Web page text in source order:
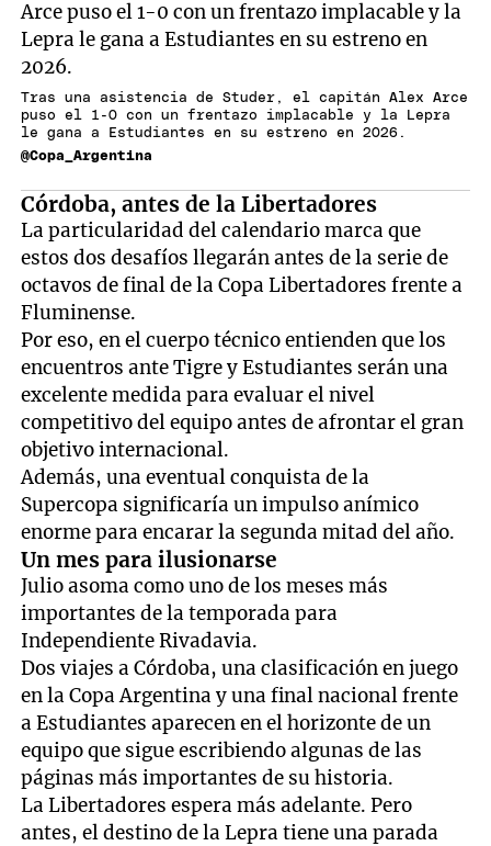
Tras una asistencia de Studer, el capitán Alex Arce
puso el 1-0 con un frentazo implacable y la Lepra
le gana a Estudiantes en su estreno en 2026.
@Copa_Argentina
Córdoba, antes de la Libertadores
La particularidad del calendario marca que
estos dos desafíos llegarán antes de la serie de
octavos de final de la Copa Libertadores frente a
Fluminense.
Por eso, en el cuerpo técnico entienden que los
encuentros ante Tigre y Estudiantes serán una
excelente medida para evaluar el nivel
competitivo del equipo antes de afrontar el gran
objetivo internacional.
Además, una eventual conquista de la
Supercopa significaría un impulso anímico
enorme para encarar la segunda mitad del año.
Un mes para ilusionarse
Julio asoma como uno de los meses más
importantes de la temporada para
Independiente Rivadavia.
Dos viajes a Córdoba, una clasificación en juego
en la Copa Argentina y una final nacional frente
a Estudiantes aparecen en el horizonte de un
equipo que sigue escribiendo algunas de las
páginas más importantes de su historia.
La Libertadores espera más adelante. Pero
antes, el destino de la Lepra tiene una parada